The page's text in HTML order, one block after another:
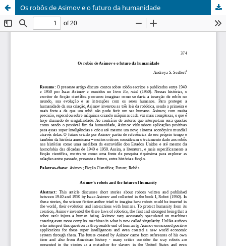
Os robôs de Asimov e o futuro da humanidade